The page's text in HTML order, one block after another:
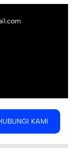
KAMI